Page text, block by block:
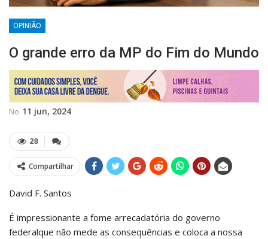
OPINIÃO
O grande erro da MP do Fim do Mundo
No 11 jun, 2024
28
Compartilhar
David F. Santos
É impressionante a fome arrecadatória do governo
federalque não mede as consequências e coloca a nossa